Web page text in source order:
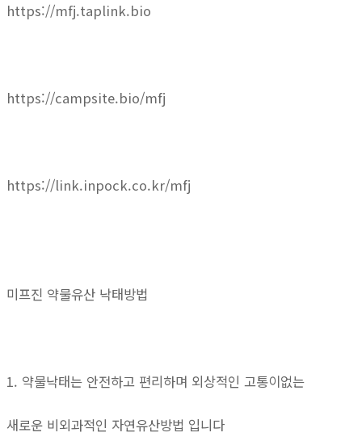
https://mfj.taplink.bio
https://campsite.bio/mfj
https://link.inpock.co.kr/mfj
미프진 약물유산 낙태방법
1. 약물낙태는 안전하고 편리하며 외상적인 고통이없는
새로운 비외과적인 자연유산방법 입니다